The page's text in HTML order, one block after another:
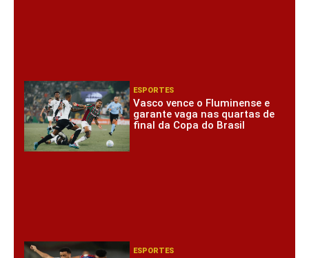
ESPORTES
Vasco vence o Fluminense e
garante vaga nas quartas de
final da Copa do Brasil
ESPORTES